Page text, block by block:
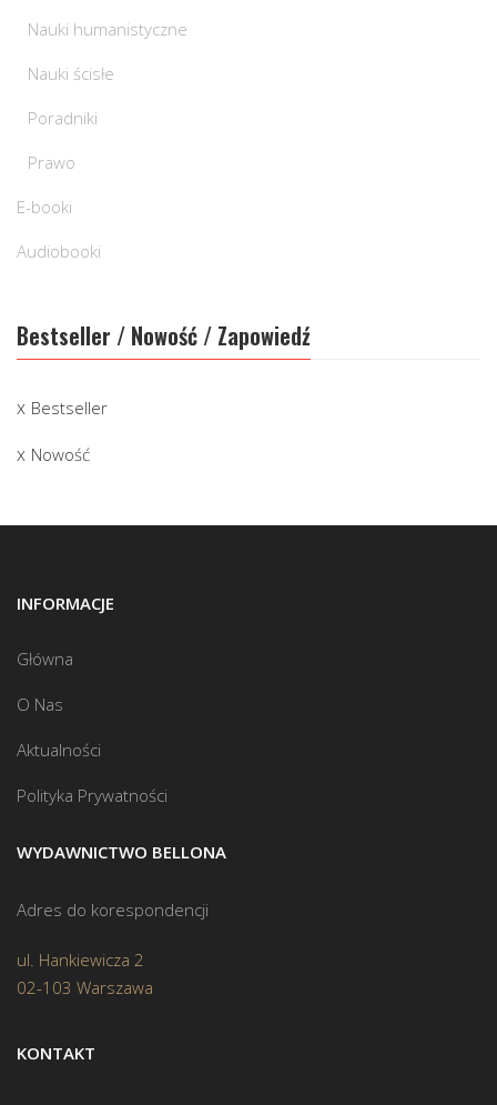
Nauki humanistyczne
Nauki ścisłe
Poradniki
Prawo
E-booki
Audiobooki
Bestseller / Nowość / Zapowiedź
Bestseller
Nowość
INFORMACJE
Główna
O Nas
Aktualności
Polityka Prywatności
WYDAWNICTWO BELLONA
Adres do korespondencji
ul. Hankiewicza 2
02-103 Warszawa
KONTAKT